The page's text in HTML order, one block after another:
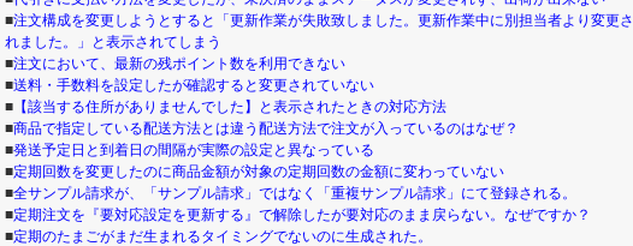
■注文構成を変更しようとすると「更新作業が失敗致しました。更新作業中に別担当者より変更さ
れました。」と表示されてしまう
■注文において、最新の残ポイント数を利用できない
■送料・手数料を設定したが確認すると変更されていない
■ 【該当する住所がありませんでした】と表示されたときの対応方法
■商品で指定している配送方法とは違う配送方法で注文が入っているのはなぜ？
■発送予定日と到着日の間隔が実際の設定と異なっている
■定期回数を変更したのに商品金額が対象の定期回数の金額に変わっていない
■全サンプル請求が、「サンプル請求」ではなく「重複サンプル請求」にて登録される。
■定期注文を『要対応設定を更新する』で解除したが要対応のまま戻らない。なぜですか？
■定期のたまごがまだ生まれるタイミングでないのに生成された。